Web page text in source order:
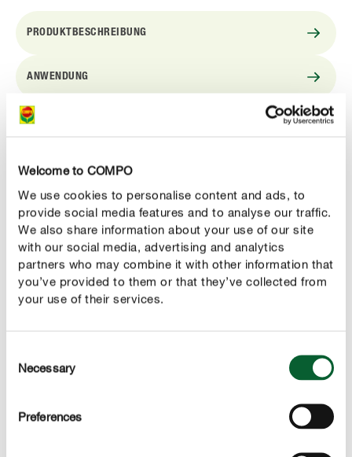
Welcome to COMPO
We use cookies to personalise content and ads, to
provide social media features and to analyse our traffic.
We also share information about your use of our site
with our social media, advertising and analytics
partners who may combine it with other information that
you’ve provided to them or that they’ve collected from
your use of their services.
Selection
Necessary
Preferences
PRODUKTBESCHREIBUNG
ANWENDUNG
TECHNISCHE DETAILS
FRAG UNS ZUM PRODUKT